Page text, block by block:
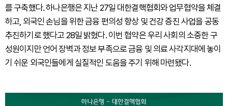
를 구축했다. 하나은행은 지난 27일 대한결핵협회와 업무협약을 체결
하고, 외국인 손님을 위한 금융 편의성 향상 및 건강 증진 사업을 공동
추진하기로 했다고 28일 밝혔다. 이번 협약은 우리 사회의 소중한 구
성원이지만 언어 장벽과 정보 부족으로 금융 및 의료 사각지대에 놓이
기 쉬운 외국인들에게 실질적인 도움을 주기 위해 마련됐다.